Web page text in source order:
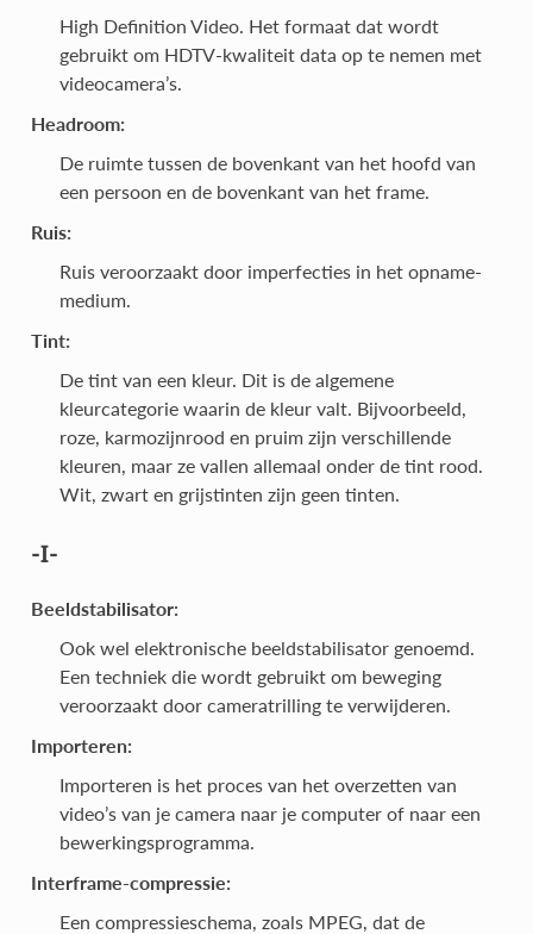
High Definition Video. Het formaat dat wordt
gebruikt om HDTV-kwaliteit data op te nemen met
videocamera’s.
Headroom:
De ruimte tussen de bovenkant van het hoofd van
een persoon en de bovenkant van het frame.
Ruis:
Ruis veroorzaakt door imperfecties in het opname-
medium.
Tint:
De tint van een kleur. Dit is de algemene
kleurcategorie waarin de kleur valt. Bijvoorbeeld,
roze, karmozijnrood en pruim zijn verschillende
kleuren, maar ze vallen allemaal onder de tint rood.
Wit, zwart en grijstinten zijn geen tinten.
-I-
Beeldstabilisator:
Ook wel elektronische beeldstabilisator genoemd.
Een techniek die wordt gebruikt om beweging
veroorzaakt door cameratrilling te verwijderen.
Importeren:
Importeren is het proces van het overzetten van
video’s van je camera naar je computer of naar een
bewerkingsprogramma.
Interframe-compressie:
Een compressieschema, zoals MPEG, dat de